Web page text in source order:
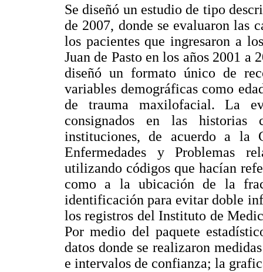
Se diseñó un estudio de tipo
de 2007, donde se evaluaron las
los pacientes que ingresaron a
Juan de Pasto en los años 2001
diseñó un formato único de
variables demográficas como
de trauma maxilofacial. La
consignados en las
instituciones, de acuerdo a la
Enfermedades y Problemas
utilizando códigos que hacían
como a la ubicación de la
identificación para evitar doble
los registros del Instituto de
Por medio del paquete
datos donde se realizaron
e intervalos de confianza; la